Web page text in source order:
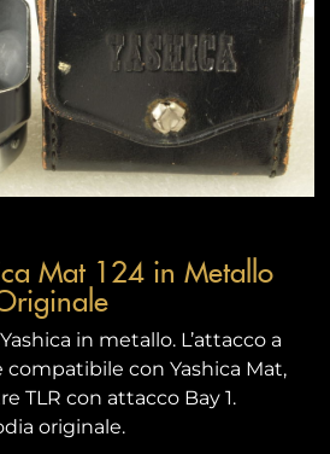
Mat 124 in Metallo
in metallo. L’attacco a
con Yashica Mat,
TLR con attacco Bay 1.
originale.